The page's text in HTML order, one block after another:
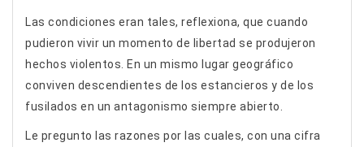
Las condiciones eran tales, reflexiona, que cuando
pudieron vivir un momento de libertad se produjeron
hechos violentos. En un mismo lugar geográfico
conviven descendientes de los estancieros y de los
fusilados en un antagonismo siempre abierto.
Le pregunto las razones por las cuales, con una cifra